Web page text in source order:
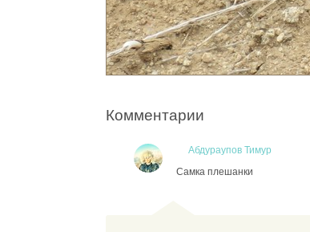
Комментарии
Абдураупов Тимур
Самка плешанки